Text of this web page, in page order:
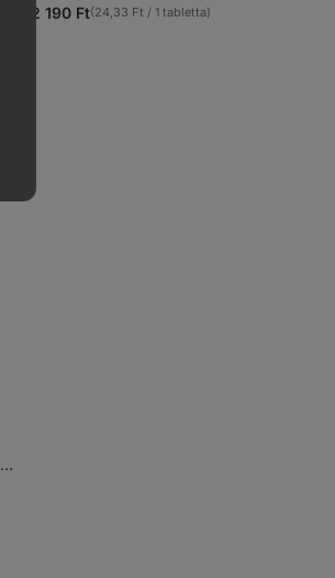
4.6/5,
35
2 190 Ft(24,33 Ft / 1 tabletta)